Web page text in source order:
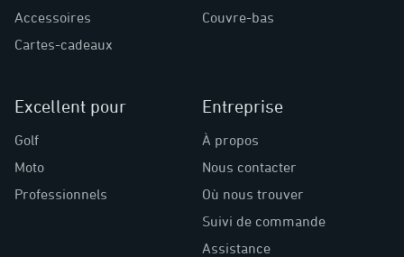
Accessoires
Cartes-cadeaux
Couvre-bas
Excellent pour
Golf
Moto
Professionnels
Entreprise
À propos
Nous contacter
Où nous trouver
Suivi de commande
Assistance